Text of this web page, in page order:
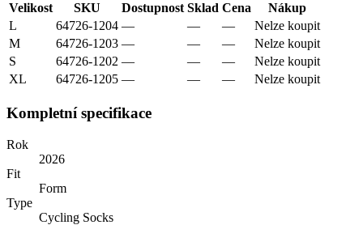
Velikost
SKU Dostupnost Sklad Cena
Nákup
L
64726-1204 — — —
Nelze koupit
M
64726-1203 — — —
Nelze koupit
S
64726-1202 — — —
Nelze koupit
XL
64726-1205 — — — Nelze koupit
Kompletní specifikace
Rok
2026
Fit
Form
Type
Cycling Socks